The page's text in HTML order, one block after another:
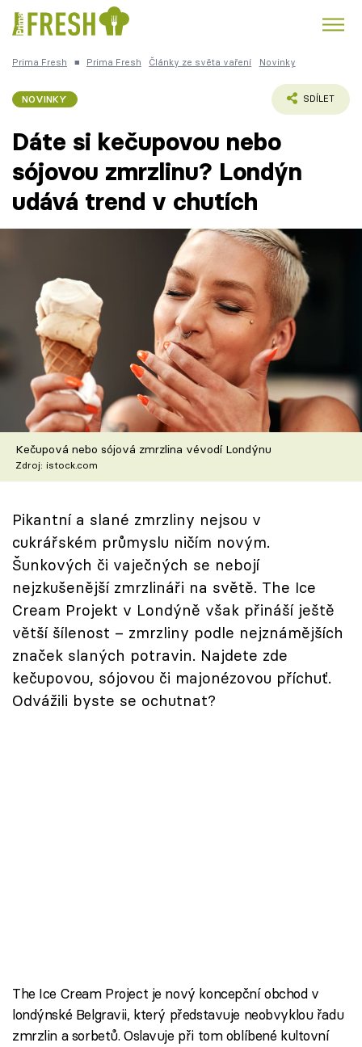
Česká kuchyně
Články
TV Program
Škola vaření
Recepty z TV
Speciál: Cuketa
Sledujte prima+
Přihlášení
Sledujte nás
Prima Fresh ■ Prima Fresh Články ze světa vaření Novinky
NOVINKY SDÍLET
Dáte si kečupovou nebo
sójovou zmrzlinu? Londýn
udává trend v chutích
Kečupová nebo sójová zmrzlina vévodí Londýnu
Zdroj: istock.com
Pikantní a slané zmrzliny nejsou v
cukrářském průmyslu ničím novým.
Šunkových či vaječných se nebojí
nejzkušenější zmrzlináři na světě. The Ice
Cream Projekt v Londýně však přináší ještě
větší šílenost – zmrzliny podle nejznámějších
značek slaných potravin. Najdete zde
kečupovou, sójovou či majonézovou příchuť.
Odvážili byste se ochutnat?
The Ice Cream Project je nový koncepční obchod v
londýnské Belgravii, který představuje neobvyklou řadu
zmrzlin a sorbetů. Oslavuje při tom oblíbené kultovní